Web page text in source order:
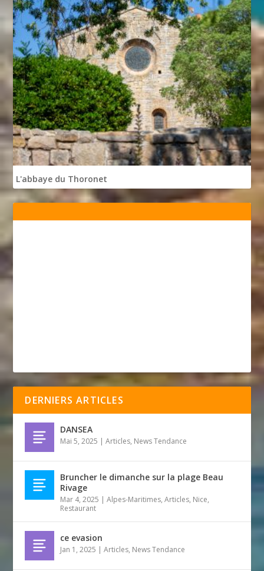
L'abbaye du Thoronet
DERNIERS ARTICLES
DANSEA
Mai 5, 2025 |Articles, News Tendance
Bruncher le dimanche sur la plage Beau
Rivage
Mar 4, 2025 |Alpes-Maritimes,Articles, Nice,
Restaurant
ce evasion
Jan 1, 2025 |Articles, News Tendance